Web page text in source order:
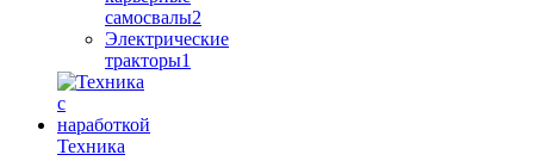
самосвалы2
Электрические
тракторы1
Техника